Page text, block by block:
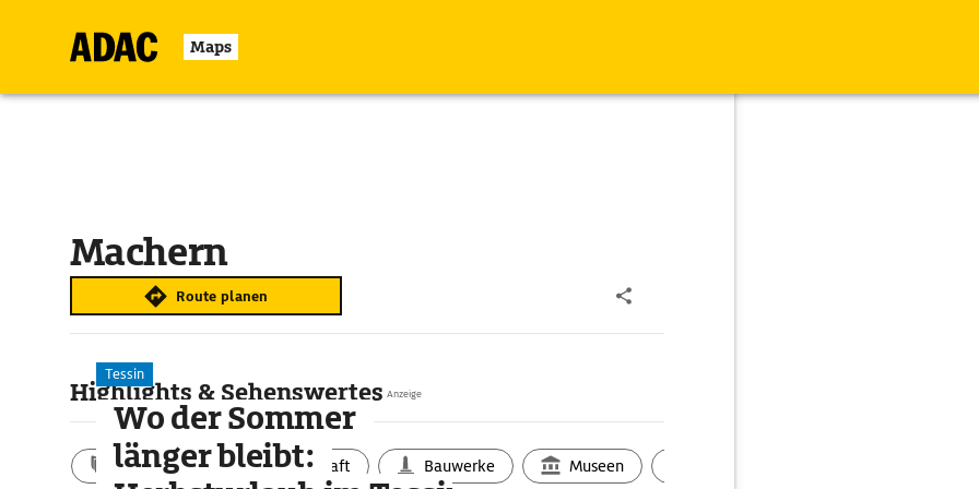
Maps
Machern
Route planen
Highlights & Sehenswertes
Aktivitäten Landschaft Bauwerke Museen
Anzeige
Tessin
Wo der Sommer
länger bleibt: